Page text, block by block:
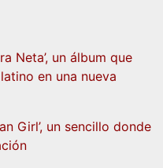
Neta’, un álbum que
en una nueva
Girl’, un sencillo donde